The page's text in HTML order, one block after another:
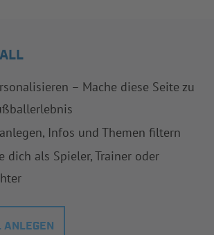
– Mache diese Seite zu
Infos und Themen filtern
dich als Spieler, Trainer oder